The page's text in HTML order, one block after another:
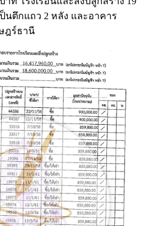
ป็นตึกแถว 2 หลัง และอาคาร
ฎร์ธานี